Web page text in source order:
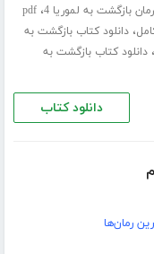
رمان بازگشت به لموریا 4 ،pdf
،دانلود کتاب بازگشت به
،دانلود کتاب بازگشت به
دانلود کتاب
رمان‌ها